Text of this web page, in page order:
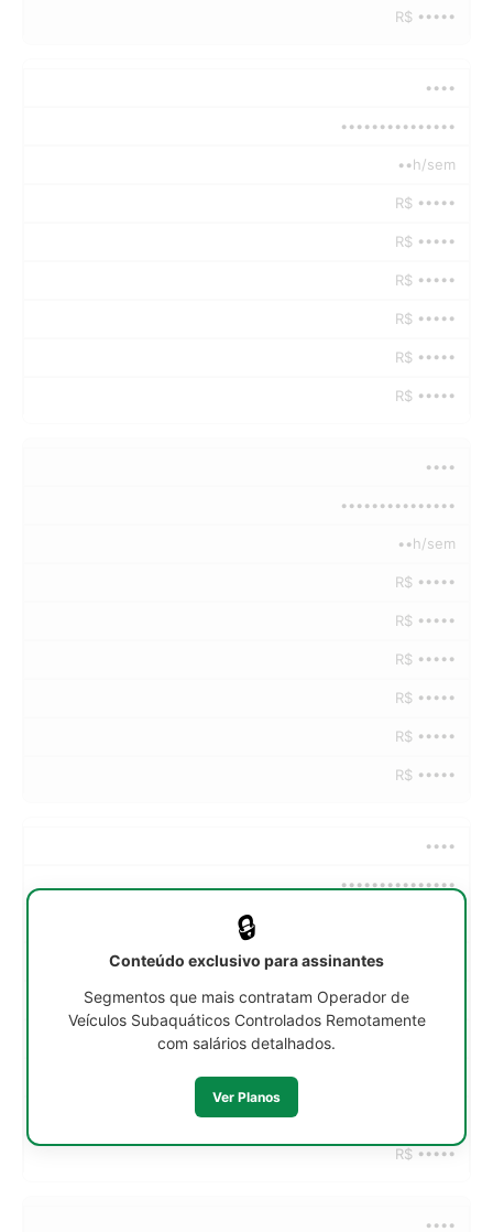
R$ •••••
••••
•••••••••••••••
••h/sem
R$ •••••
R$ •••••
R$ •••••
R$ •••••
R$ •••••
R$ •••••
••••
•••••••••••••••
••h/sem
R$ •••••
R$ •••••
R$ •••••
R$ •••••
R$ •••••
R$ •••••
••••
•••••••••••••••
R$ •••••
R$ •••••
••••
🔒
Conteúdo exclusivo para assinantes
Segmentos que mais contratam Operador de
Veículos Subaquáticos Controlados Remotamente
com salários detalhados.
Ver Planos